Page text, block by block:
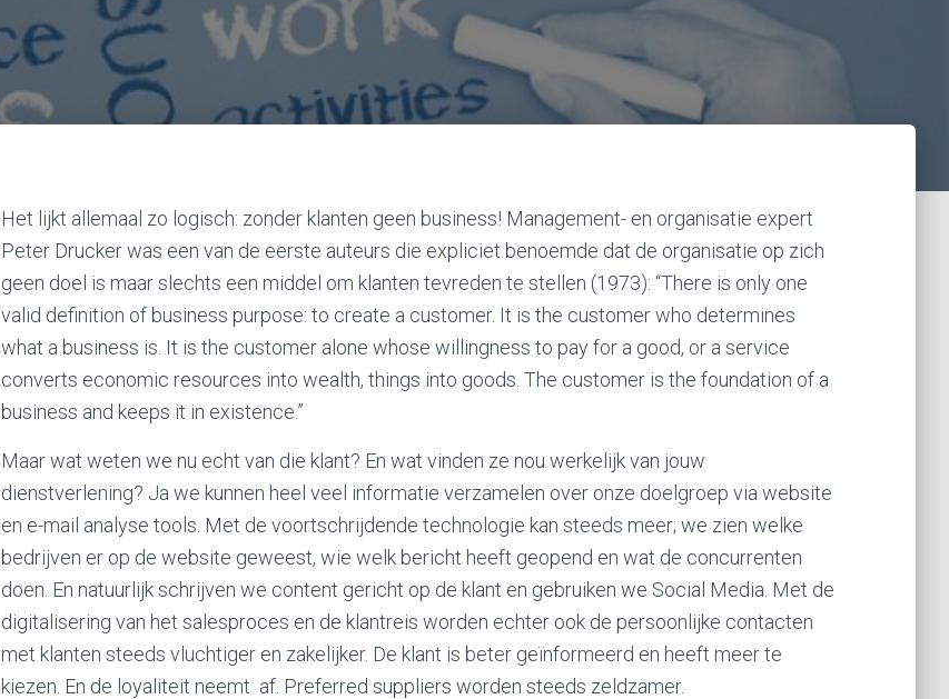
Het lijkt allemaal zo logisch: zonder klanten geen business! Management- en organisatie expert
Peter Drucker was een van de eerste auteurs die expliciet benoemde dat de organisatie op zich
geen doel is maar slechts een middel om klanten tevreden te stellen (1973): “There is only one
valid definition of business purpose: to create a customer. It is the customer who determines
what a business is. It is the customer alone whose willingness to pay for a good, or a service
converts economic resources into wealth, things into goods. The customer is the foundation of a
business and keeps it in existence.”
Maar wat weten we nu echt van die klant? En wat vinden ze nou werkelijk van jouw
dienstverlening? Ja we kunnen heel veel informatie verzamelen over onze doelgroep via website
en e-mail analyse tools. Met de voortschrijdende technologie kan steeds meer; we zien welke
bedrijven er op de website geweest, wie welk bericht heeft geopend en wat de concurrenten
doen. En natuurlijk schrijven we content gericht op de klant en gebruiken we Social Media. Met de
digitalisering van het salesproces en de klantreis worden echter ook de persoonlijke contacten
met klanten steeds vluchtiger en zakelijker. De klant is beter geïnformeerd en heeft meer te
kiezen. En de loyaliteit neemt af. Preferred suppliers worden steeds zeldzamer.